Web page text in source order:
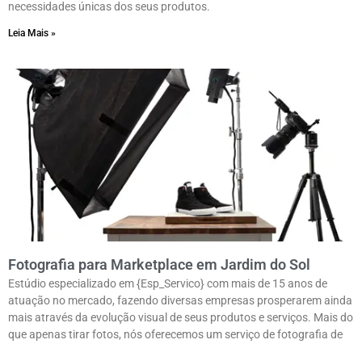
necessidades únicas dos seus produtos.
Leia Mais »
Fotografia para Marketplace em Jardim do Sol
Estúdio especializado em {Esp_Servico} com mais de 15 anos de
atuação no mercado, fazendo diversas empresas prosperarem ainda
mais através da evolução visual de seus produtos e serviços. Mais do
que apenas tirar fotos, nós oferecemos um serviço de fotografia de